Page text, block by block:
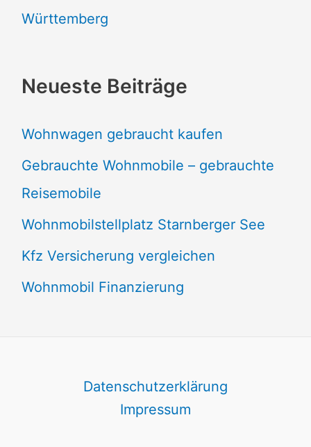
Württemberg
Neueste Beiträge
Wohnwagen gebraucht kaufen
Gebrauchte Wohnmobile – gebrauchte
Reisemobile
Wohnmobilstellplatz Starnberger See
Kfz Versicherung vergleichen
Wohnmobil Finanzierung
Datenschutzerklärung
Impressum